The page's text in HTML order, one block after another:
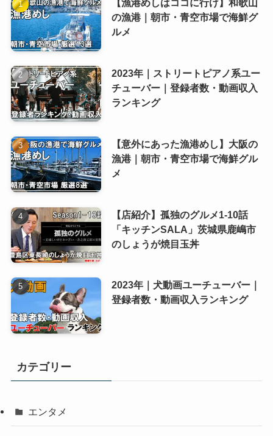
【漁港めしはココに行け】和歌山
の漁港｜朝市・青空市場で海鮮グ
ルメ
2023年｜ストリートピアノ系ユー
チューバー｜登録者数・動画収入
ランキング
【意外にあった漁港めし】大阪の
漁港｜朝市・青空市場で海鮮グル
メ
【店紹介】孤独のグルメ1-10話
「キッチンSALA」茨城県鹿嶋市
のしょうが焼目玉丼
2023年｜犬動画ユーチューバー｜
登録者数・動画収入ランキング
カテゴリー
エンタメ